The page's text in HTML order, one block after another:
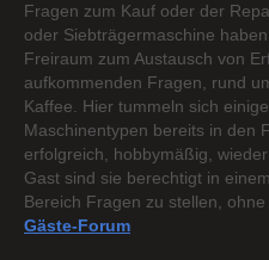
Fragen zum Kauf oder der
oder Siebträgermaschine
Freiraum zum Austausch von
aufkommenden Fragen, rund
Kaffee. Hier tummeln sich
Maschinentypen bereits in den
erfolgreich, hobbymäßig,
Gast sind sie berechtigt in
Bereich Fragen zu stellen,
Gäste-Forum